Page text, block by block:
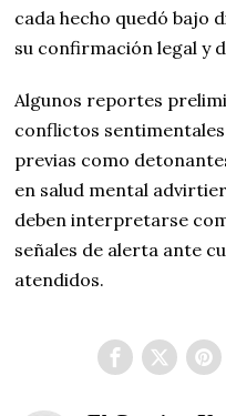
cada hecho quedó bajo
su confirmación legal y
Algunos reportes
conflictos
previas como
en salud mental
deben interpretarse
señales de alerta ante
atendidos.